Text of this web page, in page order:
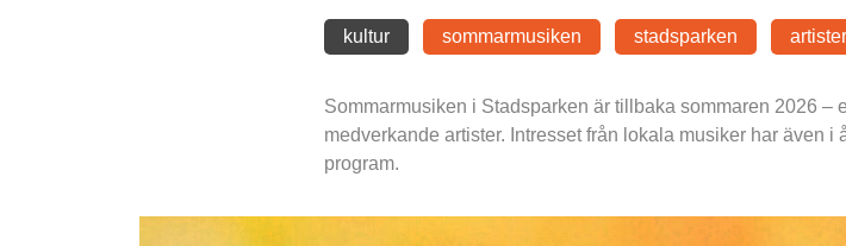
kultur sommarmusiken stadsparken artister
Sommarmusiken i Stadsparken är tillbaka sommaren 2026 –
medverkande artister. Intresset från lokala musiker har även
program.